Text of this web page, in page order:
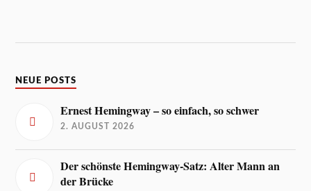
NEUE POSTS
Ernest Hemingway – so einfach, so schwer
2. AUGUST 2026
Der schönste Hemingway-Satz: Alter Mann an
der Brücke